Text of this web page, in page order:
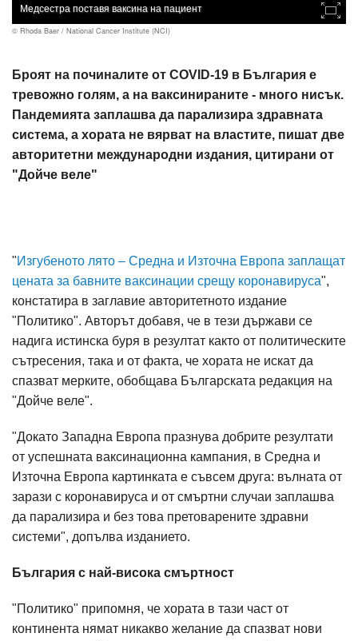
Медсестра поставя ваксина на пациент
© Rhoda Baer / National Cancer Institute (NCI)
Броят на починалите от COVID-19 в България е
тревожно голям, а на ваксинираните - много нисък.
Пандемията заплашва да парализира здравната
система, а хората не вярват на властите, пишат две
авторитетни международни издания, цитирани от
"Дойче веле"
"Изгубеното лято – Средна и Източна Европа заплащат
цената за бавните ваксинации срещу коронавируса",
констатира в заглавие авторитетното издание
"Политико". Авторът добавя, че в тези държави се
надига истинска буря в резултат както от политическите
сътресения, така и от факта, че хората не искат да
спазват мерките, обобщава Българската редакция на
"Дойче веле".
"Докато Западна Европа празнува добрите резултати
от успешната ваксинационна кампания, в Средна и
Източна Европа картинката е съвсем друга: вълната от
зарази с коронавируса и от смъртни случаи заплашва
да парализира и без това претоварените здравни
системи", допълва изданието.
България с най-висока смъртност
"Политико" припомня, че хората в тази част от
континента нямат никакво желание да спазват нови